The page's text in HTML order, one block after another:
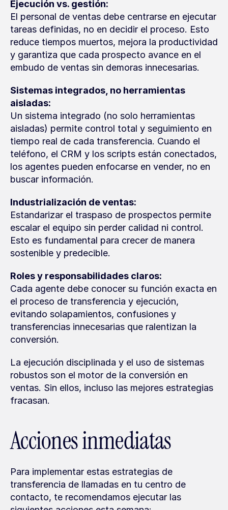
Ejecución vs. gestión:
El personal de ventas debe centrarse en ejecutar
tareas definidas, no en decidir el proceso. Esto
reduce tiempos muertos, mejora la productividad
y garantiza que cada prospecto avance en el
embudo de ventas sin demoras innecesarias.
Sistemas integrados, no herramientas
aisladas:
Un sistema integrado (no solo herramientas
aisladas) permite control total y seguimiento en
tiempo real de cada transferencia. Cuando el
teléfono, el CRM y los scripts están conectados,
los agentes pueden enfocarse en vender, no en
buscar información.
Industrialización de ventas:
Estandarizar el traspaso de prospectos permite
escalar el equipo sin perder calidad ni control.
Esto es fundamental para crecer de manera
sostenible y predecible.
Roles y responsabilidades claros:
Cada agente debe conocer su función exacta en
el proceso de transferencia y ejecución,
evitando solapamientos, confusiones y
transferencias innecesarias que ralentizan la
conversión.
La ejecución disciplinada y el uso de sistemas
robustos son el motor de la conversión en
ventas. Sin ellos, incluso las mejores estrategias
fracasan.
Acciones inmediatas
Para implementar estas estrategias de
transferencia de llamadas en tu centro de
contacto, te recomendamos ejecutar las